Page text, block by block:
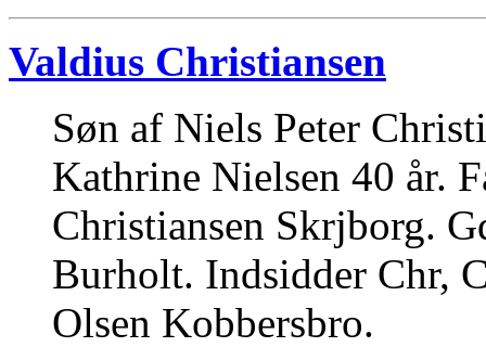
Valdius Christiansen
Søn af Niels Peter
Kathrine Nielsen 40 år.
Christiansen Skrjborg.
Burholt. Indsidder Chr,
Olsen Kobbersbro.